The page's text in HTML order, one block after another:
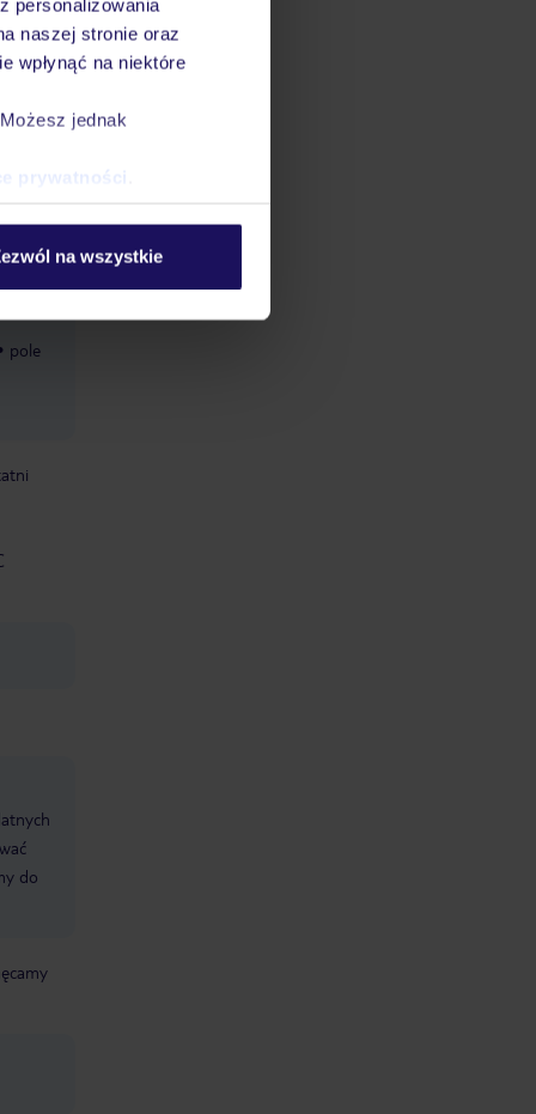
personalizowania
naszej stronie oraz
wpłynąć na niektóre
jednak
prywatności
na wszystkie
pole
do